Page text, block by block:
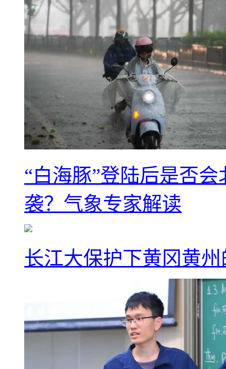
“白海豚”登陆后是否
袭？气象专家解读
长江大保护下黄冈黄